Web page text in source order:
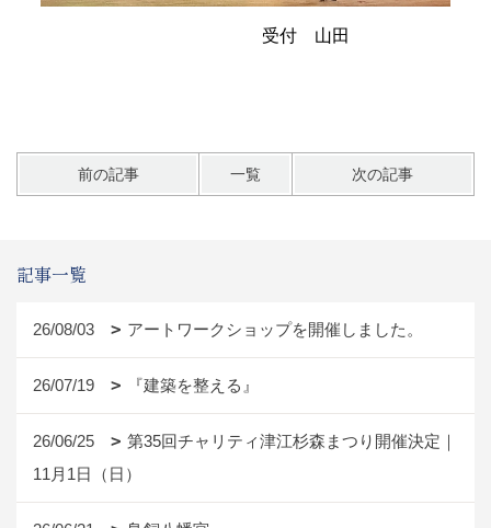
受付 山田
前の記事 一覧 次の記事
記事一覧
26/08/03 アートワークショップを開催しました。
26/07/19 『建築を整える』
26/06/25
第35回チャリティ津江杉森まつり開催決定｜
11月1日（日）